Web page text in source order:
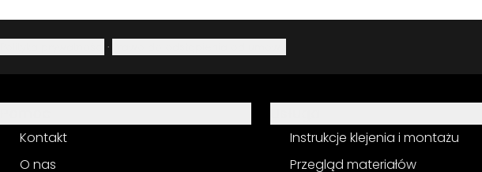
·
Kontakt
O nas
Instrukcje klejenia i montażu
Przegląd materiałów